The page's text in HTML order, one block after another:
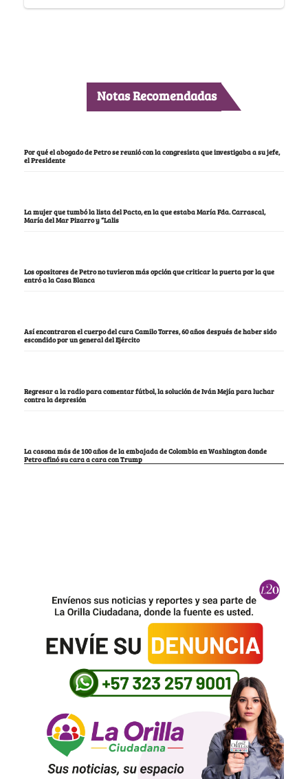
Notas Recomendadas
Por qué el abogado de Petro se reunió con la congresista que investigaba a su jefe,
el Presidente
La mujer que tumbó la lista del Pacto, en la que estaba María Fda. Carrascal,
María del Mar Pizarro y “Lalis
Los opositores de Petro no tuvieron más opción que criticar la puerta por la que
entró a la Casa Blanca
Así encontraron el cuerpo del cura Camilo Torres, 60 años después de haber sido
escondido por un general del Ejército
Regresar a la radio para comentar fútbol, la solución de Iván Mejía para luchar
contra la depresión
La casona más de 100 años de la embajada de Colombia en Washington donde
Petro afinó su cara a cara con Trump